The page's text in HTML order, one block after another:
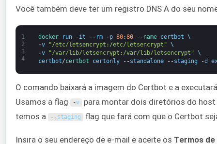
Você também deve ter um registro DNS A do seu
1
2
3
4
docker run -it -- rm -p 80:80 --name certbot \
-v "/etc/letsencrypt:/etc/letsencrypt" \
-v "/var/lib/letsencrypt:/var/lib/letsencrypt" \
certbot/certbot certonly --standalone --staging -d
O comando baixará a imagem do Certbot e a
Usamos a flag
-v para montar dois diretórios do
temos a
-- staging flag que fará com que o Certbot
Insira o seu endereço de e-mail e aceite os Termos